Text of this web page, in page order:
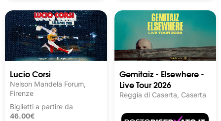
Lucio Corsi
Nelson Mandela Forum,
Firenze
Biglietti a partire da
46.00€
Gemitaiz - Elsewhere -
Live Tour 2026
Reggia di Caserta, Caserta